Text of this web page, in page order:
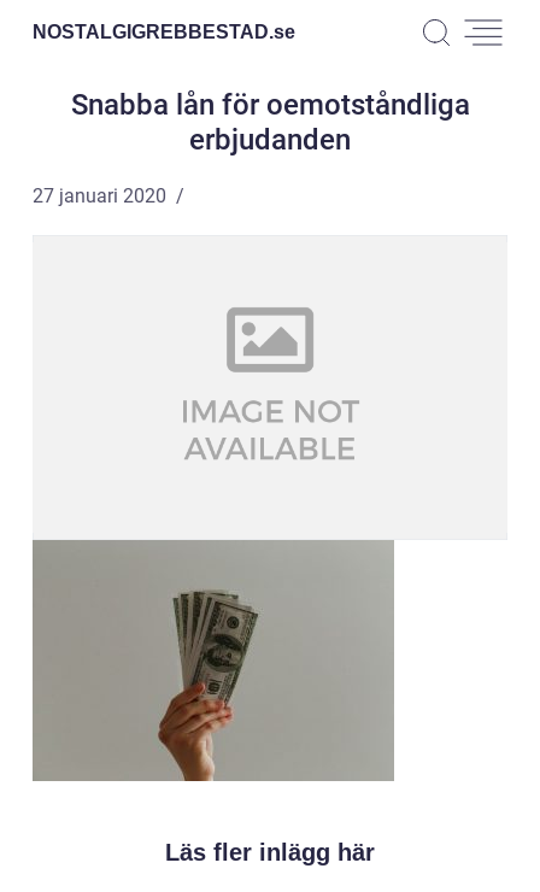
NOSTALGIGREBBESTAD.se
Snabba lån för oemotståndliga
erbjudanden
27 januari 2020
Läs fler inlägg här